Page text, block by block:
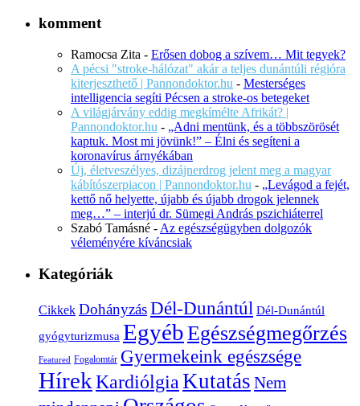
komment
Ramocsa Zita - Erősen dobog a szívem… Mit tegyek?
A pécsi "stroke-hálózat" akár a teljes dunántúli régióra
kiterjeszthető | Pannondoktor.hu - Mesterséges
intelligencia segíti Pécsen a stroke-os betegeket
A világjárvány eddig megkímélte Afrikát? |
Pannondoktor.hu - „Adni mentünk, és a többszörösét
kaptuk. Most mi jövünk!” – Élni és segíteni a
koronavírus árnyékában
Új, életveszélyes, dizájnerdrog jelent meg a magyar
kábítószerpiacon | Pannondoktor.hu - „Levágod a fejét,
kettő nő helyette, újabb és újabb drogok jelennek
meg…” – interjú dr. Sümegi András pszichiáterrel
Szabó Tamásné - Az egészségügyben dolgozók
véleményére kíváncsiak
Kategóriák
Cikkek DohányzásDél-Dunántúl Dél-Dunántúl
gyógyturizmusa EgyébEgészségmegőrzés
Featured Fogalomtár Gyermekeink egészsége
HírekKardiólgiaKutatás Nem